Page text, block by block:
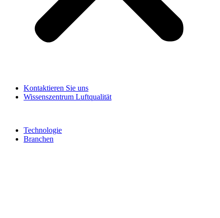
Kontaktieren Sie uns
Wissenszentrum Luftqualität
Technologie
Branchen